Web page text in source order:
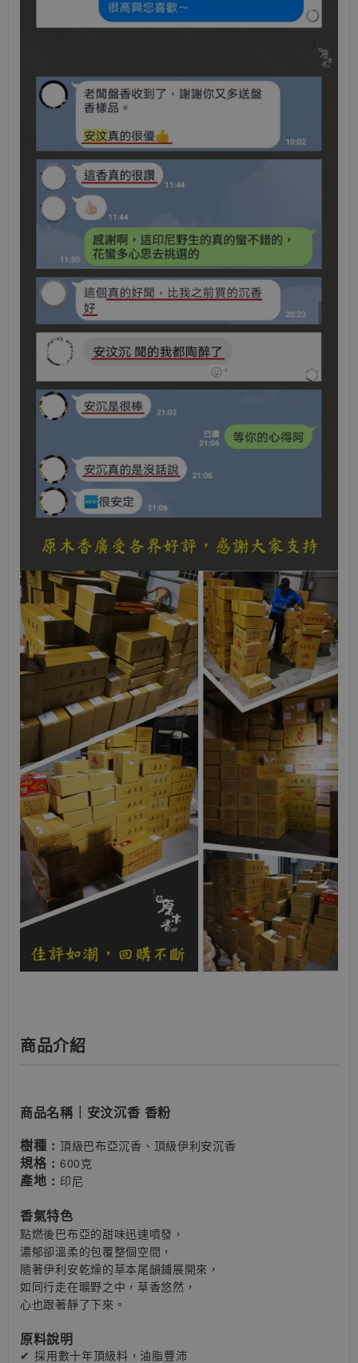
商品介紹
商品名稱 ｜ 安汶沉香 香粉
樹種 : 頂級巴布亞沉香、頂級伊利安沉香
規格 : 600克
產地 : 印尼
香氣特色
點燃後巴布亞的甜味迅速噴發 ，
濃郁卻溫柔的包覆整個空間 ，
隨著伊利安乾燥的草本尾韻鋪展開來，
如同行走在曠野之中 ，草香悠然 ，
心也跟著靜了下來。
原料說明
✔ 採用數十年頂級料 ，油脂豐沛